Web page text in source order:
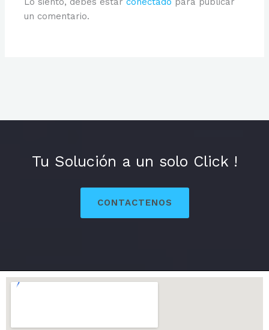
un comentario.
Tu Solución a un solo Click !
CONTACTENOS